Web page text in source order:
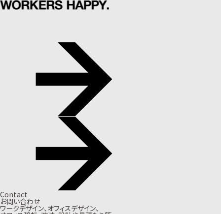
Contact
お問い合わせ
ワークデザイン、オフィスデザイン、